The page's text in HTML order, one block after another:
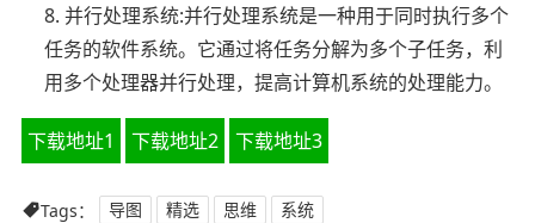
8. 并行处理系统:并行处理系统是一种用于同时执行多个
任务的软件系统。它通过将任务分解为多个子任务，利
用多个处理器并行处理，提高计算机系统的处理能力。
下载地址1 下载地址2 下载地址3
Tags： 导图 精选 思维 系统